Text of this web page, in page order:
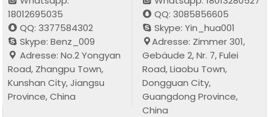
18012695035
QQ: 3377584302
Skype: Benz_009
Adresse: No.2 Yongyan
Road, Zhangpu Town,
Kunshan City, Jiangsu
Province, China
QQ: 3085856605
Skype: Yin_hua001
Adresse: Zimmer 301,
Gebäude 2, Nr. 7, Fulei
Road, Liaobu Town,
Dongguan City,
Guangdong Province,
China